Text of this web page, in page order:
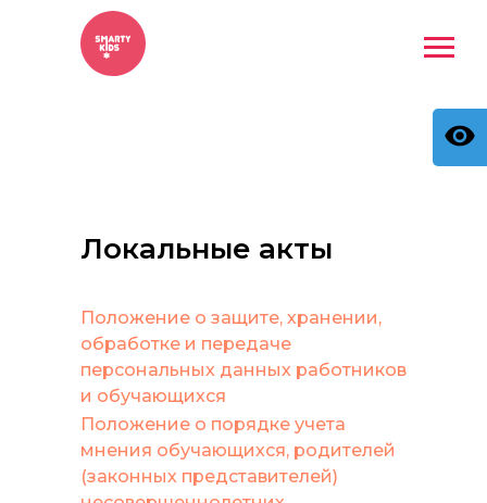
Локальные акты
Положение о защите, хранении,
обработке и передаче
персональных данных работников
и обучающихся
Положение о порядке учета
мнения обучающихся, родителей
(законных представителей)